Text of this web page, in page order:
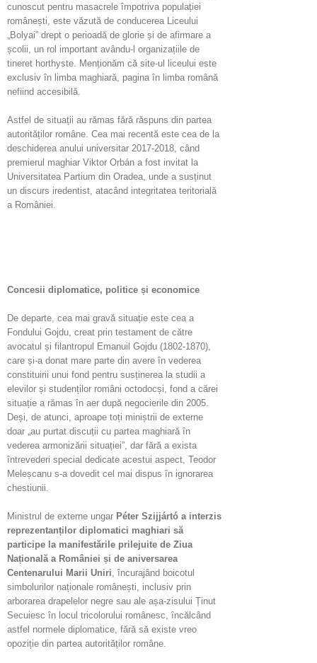
cunoscut pentru masacrele împotriva populației
românești, este văzută de conducerea Liceului
„Bolyai” drept o perioadă de glorie și de afirmare a
școlii, un rol important avându-l organizațiile de
tineret horthyste. Menționăm că site-ul liceului este
exclusiv în limba maghiară, pagina în limba română
nefiind accesibilă.
Astfel de situații au rămas fără răspuns din partea
autorităților române. Cea mai recentă este cea de la
deschiderea anului universitar 2017-2018, când
premierul maghiar Viktor Orbán a fost invitat la
Universitatea Partium din Oradea, unde a susținut
un discurs iredentist, atacând integritatea teritorială
a României.
Concesii diplomatice, politice și economice
De departe, cea mai gravă situație este cea a
Fondului Gojdu, creat prin testament de către
avocatul și filantropul Emanuil Gojdu (1802-1870),
care și-a donat mare parte din avere în vederea
constituirii unui fond pentru susținerea la studii a
elevilor și studenților români octodocși, fond a cărei
situație a rămas în aer după negocierile din 2005.
Deși, de atunci, aproape toți miniștrii de externe
doar „au purtat discuții cu partea maghiară în
vederea armonizării situației”, dar fără a exista
întrevederi special dedicate acestui aspect, Teodor
Meleșcanu s-a dovedit cel mai dispus în ignorarea
chestiunii.
Ministrul de externe ungar Péter Szijjártó a interzis
reprezentanților diplomatici maghiari să
participe la manifestările prilejuite de Ziua
Națională a României și de aniversarea
Centenarului Marii Uniri , încurajând boicotul
simbolurilor naționale românești, inclusiv prin
arborarea drapelelor negre sau ale așa-zisului Ținut
Secuiesc în locul tricolorului românesc, încălcând
astfel normele diplomatice, fără să existe vreo
opoziție din partea autorităților române.